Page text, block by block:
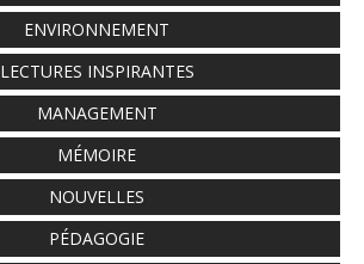
ENVIRONNEMENT
LECTURES INSPIRANTES
MANAGEMENT
MÉMOIRE
NOUVELLES
PÉDAGOGIE